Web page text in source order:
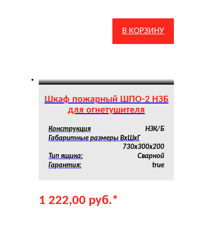
В КОРЗИНУ
Шкаф пожарный ШПО-2 НЗБ
для огнетушителя
Конструкция
НЗК/Б
Габаритные размеры ВхШхГ
730х300х200
Тип ящика:
Сварной
Гарантия:
true
1 222,00 руб.*